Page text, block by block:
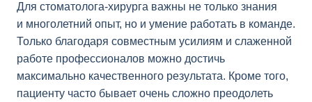
Для стоматолога-хирурга важны не только знания
и многолетний опыт, но и умение работать в команде.
Только благодаря совместным усилиям и слаженной
работе профессионалов можно достичь
максимально качественного результата. Кроме того,
пациенту часто бывает очень сложно преодолеть